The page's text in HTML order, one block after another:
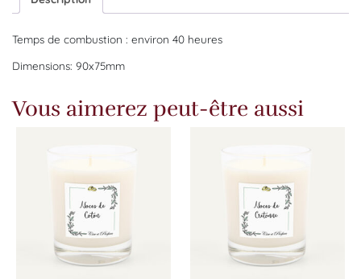
Temps de combustion : environ 40 heures
Dimensions: 90x75mm
Vous aimerez peut-être aussi